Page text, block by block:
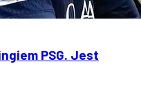
PSG. Jest